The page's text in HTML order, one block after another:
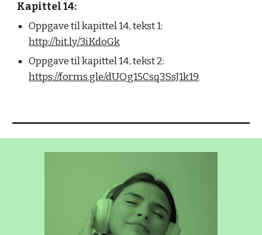
Kapittel 14:
http://bit.ly/3iKdoGk
https://forms.gle/dUQg15Csq3SsJ1k19